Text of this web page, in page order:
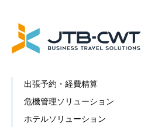
出張予約・経費精算
危機管理ソリューション
ホテルソリューション